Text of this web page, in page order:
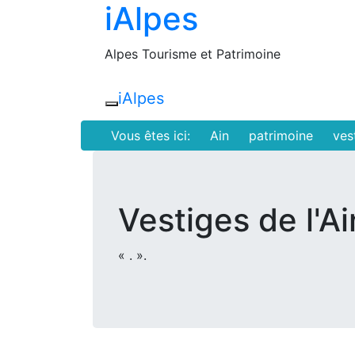
iAlpes
Alpes Tourisme et Patrimoine
iAlpes
Vous êtes ici: Ain patrimoine
Vestiges de
« . ».